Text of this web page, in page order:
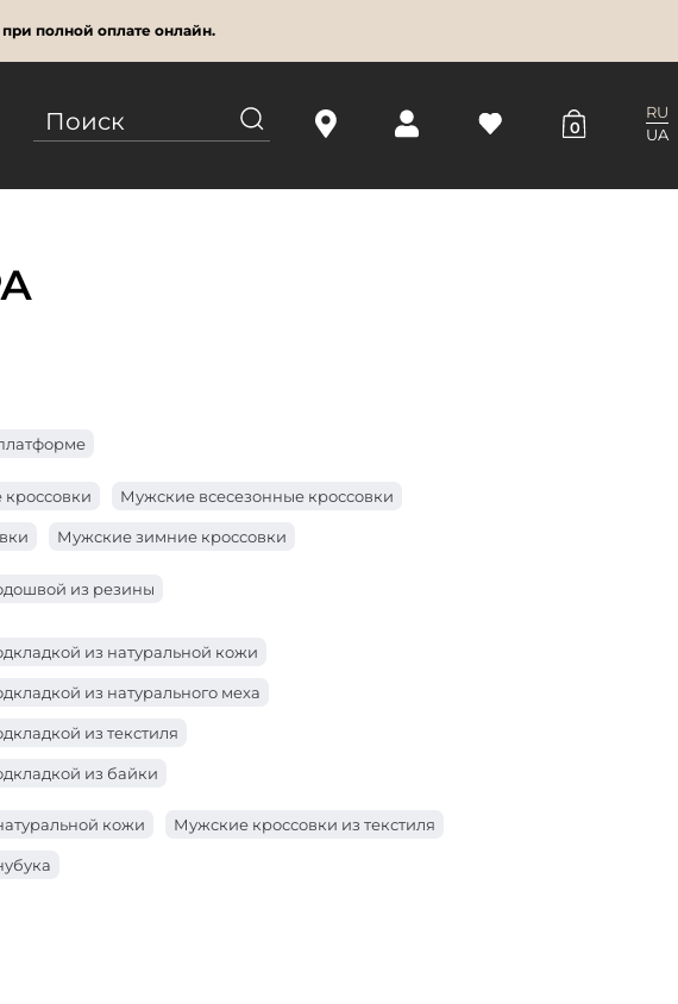
при полной оплате онлайн.
0
RU
UA
Мужские всесезонные кроссовки
Мужские зимние кроссовки
из резины
из натуральной кожи
из натурального меха
из текстиля
из байки
кожи Мужские кроссовки из текстиля